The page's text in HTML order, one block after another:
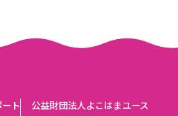
ト
公益財団法人よこはまユース